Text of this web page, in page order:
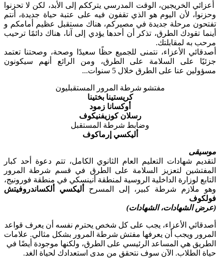
أعزائي الخريجين، الوقت المدرسي يترككم إلى الأبد، لكن لا تحزنوا
وحزنوا، لأن اليوم هو الذي تقفون فيه على عتبة حياة جديدة، أنتم
تفتحون مرحلة جديدة في مصيركم، هناك مستقبل عظيم أمامكم و
أينما تقودك الطرق، تذكر أن أحدها يؤدي إلى آنا، هناك دائمًا ترحيب
مرحب به لمقابلتك.
أصدقائي الأعزاء، نتمنى للجميع حظًا سعيدًا وصحة، وصحتنا تعتمد
جزئيًا على السلامة على الطرق، ومن الرائع أنهم سيكونون
مسؤولين عنا على الطرق خلال 5 سنوات...
مفتشو شرطة المرور المستقبليون
كريستينا بختينا
أوكسانا زمود
رسلان كوزيفنيكوف
وضابط شرطة المستقبل
أليكسي إرماكوف
موسيقى
لتقديم شهادات التعليم العام الثانوي الكامل، تتم دعوة أحد كبار
المفتشين لتعزيز السلامة على الطرق في قسم شرطة المرور
التابع لوزارة الداخلية الروسية لمنطقة أنينسكي في منطقة فورونيج،
وهو ملازم شرطة كبير، إلى المسرح
أليكسي ألكساندروفيتش
فولكوف
(عرض الشهادات، الشهادات)
أصدقائي الأعزاء، يجب على كل شخص يحترم نفسه أن يعرف قواعد
المرور ويجب أن يعرفها مفتش شرطة المرور بشكل مثالي. علامات
الطريق هي المساعد الرئيسي على الطرق، ولكنها موجودة أيضًا في
حياة الطلاب. الآن سوف نتحقق من مدى استعدادك لحياة الغد.